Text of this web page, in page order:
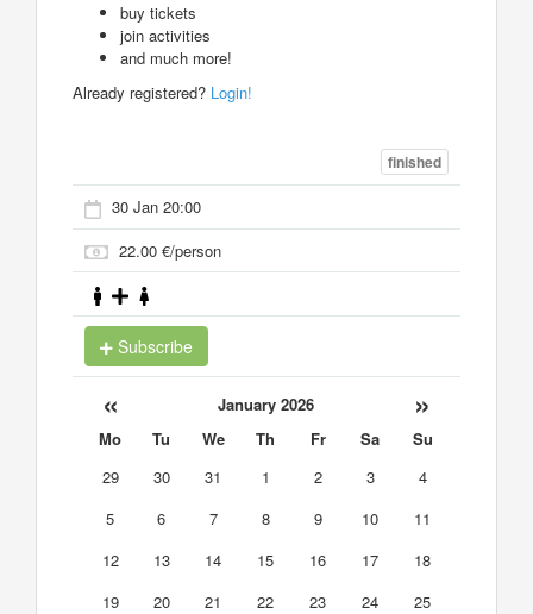
buy tickets
join activities
and much more!
Already registered? Login!
finished
30 Jan 20:00
22.00 €/person
Subscribe
« January 2026 »
Mo Tu We Th Fr Sa
Su
29
30 31 1 2 3
4
5
6 7 8 9 10
11
12
13 14 15 16 17
18
19
20 21 22 23 24
25